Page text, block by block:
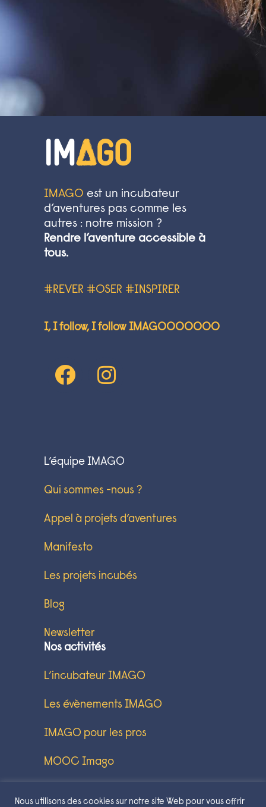
IMAGO est un incubateur
d’aventures pas comme les
autres : notre mission ?
Rendre l’aventure accessible à
tous.
#REVER #OSER #INSPIRER
I, I follow, I follow IMAGOOOOOOO
L’équipe IMAGO
Qui sommes -nous ?
Appel à projets d’aventures
Manifesto
Les projets incubés
Blog
Newsletter
Nos activités
L’incubateur IMAGO
Les évènements IMAGO
IMAGO pour les pros
MOOC Imago
Nous utilisons des cookies sur notre site Web pour vous offrir